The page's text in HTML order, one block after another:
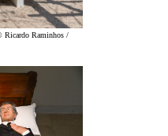
Ricardo Raminhos /